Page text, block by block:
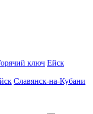
ключ Ейск
Славянск-на-Кубани